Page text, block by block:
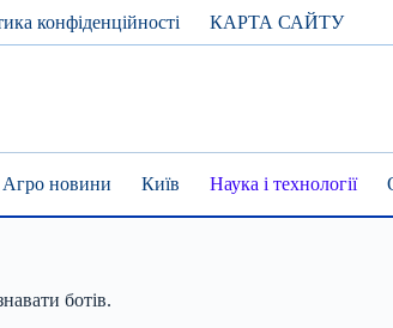
конфіденційності КАРТА САЙТУ
Агро новини Київ Наука і технології
ботів.